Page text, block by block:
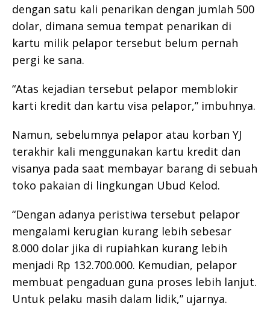
dengan satu kali penarikan dengan jumlah 500
dolar, dimana semua tempat penarikan di
kartu milik pelapor tersebut belum pernah
pergi ke sana.
“Atas kejadian tersebut pelapor memblokir
karti kredit dan kartu visa pelapor,” imbuhnya.
Namun, sebelumnya pelapor atau korban YJ
terakhir kali menggunakan kartu kredit dan
visanya pada saat membayar barang di sebuah
toko pakaian di lingkungan Ubud Kelod.
“Dengan adanya peristiwa tersebut pelapor
mengalami kerugian kurang lebih sebesar
8.000 dolar jika di rupiahkan kurang lebih
menjadi Rp 132.700.000. Kemudian, pelapor
membuat pengaduan guna proses lebih lanjut.
Untuk pelaku masih dalam lidik,” ujarnya.